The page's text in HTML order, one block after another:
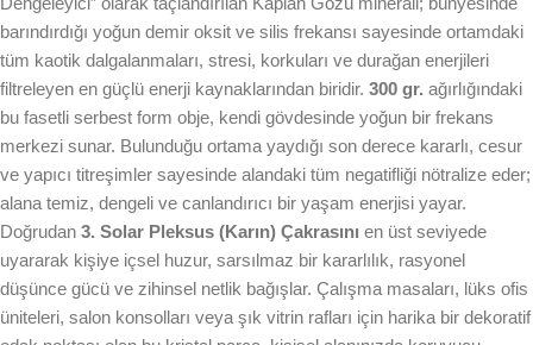
barındırdığı yoğun demir oksit ve silis frekansı sayesinde ortamdaki
tüm kaotik dalgalanmaları, stresi, korkuları ve durağan enerjileri
filtreleyen en güçlü enerji kaynaklarından biridir. 300 gr. ağırlığındaki
bu fasetli serbest form obje, kendi gövdesinde yoğun bir frekans
merkezi sunar. Bulunduğu ortama yaydığı son derece kararlı, cesur
ve yapıcı titreşimler sayesinde alandaki tüm negatifliği nötralize eder;
alana temiz, dengeli ve canlandırıcı bir yaşam enerjisi yayar.
Doğrudan 3. Solar Pleksus (Karın) Çakrasını en üst seviyede
uyararak kişiye içsel huzur, sarsılmaz bir kararlılık, rasyonel
düşünce gücü ve zihinsel netlik bağışlar. Çalışma masaları, lüks ofis
üniteleri, salon konsolları veya şık vitrin rafları için harika bir dekoratif